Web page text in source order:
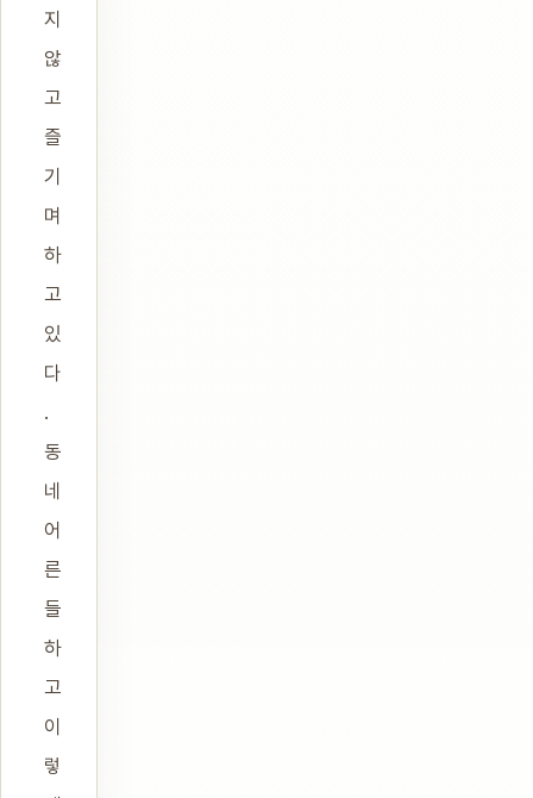
지
않
고
즐
기
며
하
고
있
다
.
동
네
어
른
들
하
고
이
렇